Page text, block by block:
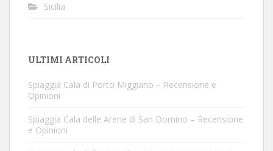
Sicilia
ULTIMI ARTICOLI
Spiaggia Cala di Porto Miggiano – Recensione e
Opinioni
Spiaggia Cala delle Arene di San Domino – Recensione
e Opinioni